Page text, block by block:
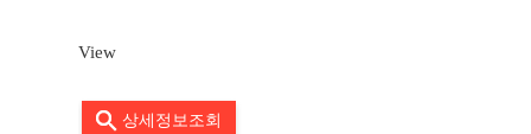
View
상세정보조회